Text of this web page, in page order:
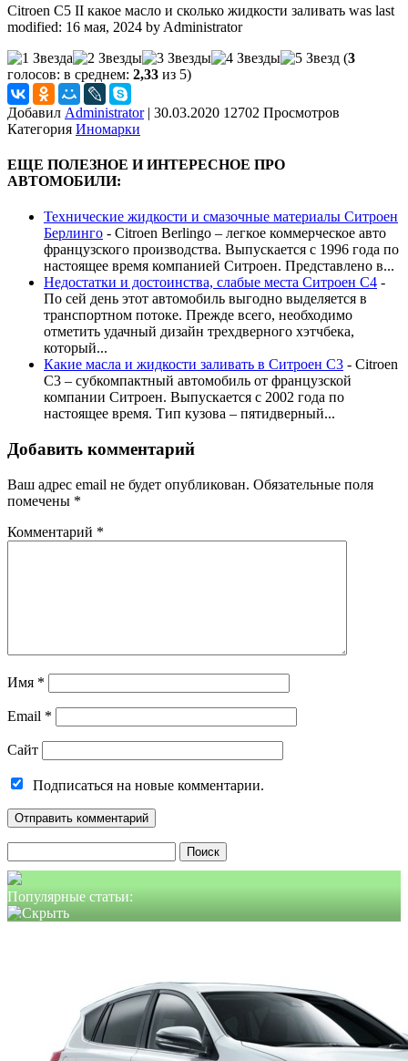
Citroen C5 II какое масло и сколько жидкости заливать was last
modified: 16 мая, 2024 by Administrator
(3
голосов: в среднем: 2,33 из 5)
Добавил Administrator | 30.03.2020 12702 Просмотров
Категория Иномарки
ЕЩЕ ПОЛЕЗНОЕ И ИНТЕРЕСНОЕ ПРО
АВТОМОБИЛИ:
Технические жидкости и смазочные материалы Ситроен
Берлинго - Citroen Berlingo – легкое коммерческое авто
французского производства. Выпускается с 1996 года по
настоящее время компанией Ситроен. Представлено в...
Недостатки и достоинства, слабые места Ситроен С4 -
По сей день этот автомобиль выгодно выделяется в
транспортном потоке. Прежде всего, необходимо
отметить удачный дизайн трехдверного хэтчбека,
который...
Какие масла и жидкости заливать в Ситроен С3 - Citroen
C3 – субкомпактный автомобиль от французской
компании Ситроен. Выпускается с 2002 года по
настоящее время. Тип кузова – пятидверный...
Добавить комментарий
Ваш адрес email не будет опубликован. Обязательные поля
помечены *
Комментарий *
Имя *
Email *
Сайт
Подписаться на новые комментарии.
Популярные статьи: